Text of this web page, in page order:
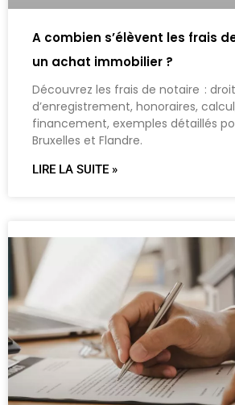
A combien s’élèvent les frais
un achat immobilier ?
Découvrez les frais de notaire :
d’enregistrement, honoraires,
financement, exemples détaillés
Bruxelles et Flandre.
LIRE LA SUITE »